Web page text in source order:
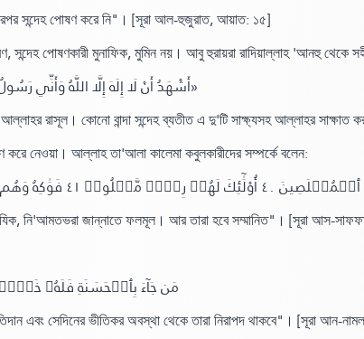
সন্দেহ পোষণ করে নি" । [সূরা আল-হুজুরাত,আয়াত: ১৫]
পোষণকারী মুনাফিক, মুমিন নয়। আবু হুরায়রা রাদিয়াল্লাহ 'আনহু থেকে
«أَشْهَدُ أَنْ لَا إِلَهَ إِلَّا اللَّهُ وَأَنِّي رَسُولُ اللَّهِ، "لَا يَلْقَى اللَّهَ بِهِمَا عَبْدٌ غَيْرَ شَاكٍّ، فَيُحْجَبَ عَنِ الْجَنَّةِ»
রাসূল। কোনো বান্দা সন্দেহ ব্যতীত এ দু'টি সাক্ষ্যসহ আল্লাহর সাক্ষাত
করে নেওয়া। আল্লাহ তা'আলা কালেমা কবুলকারীদের সম্পর্কে বলেন:
مَّعۡلُومٞ ٤١ فَوَٰكِهُ وَهُم مُّكۡرَمُونَ ٤٢ فِي جَنَّٰتِ ٱلنَّعِيمِ ٤٣ ﴾
নি'আমতভরা জান্নাতে ফলমূল। আর তারা হবে সম্মানিত" । [সূরা আস-
﴿ مَن جَآءَ بِٱلۡحَسَنَةِ فَلَهُۥ خَيۡرٞ
এবং সেদিনের ভীতিকর অবস্থা থেকে তারা নিরাপদ থাকবে" । [সূরা আন-